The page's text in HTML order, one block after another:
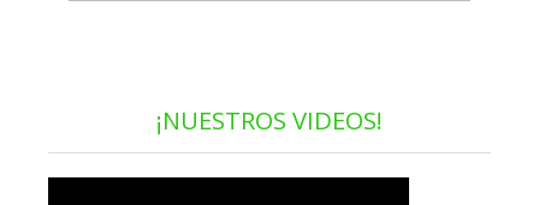
¡NUESTROS VIDEOS!